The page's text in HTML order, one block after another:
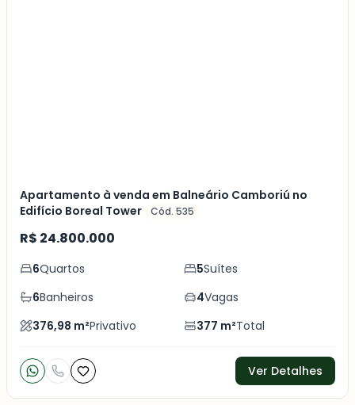
Apartamento à venda em Balneário Camboriú no
Edifício Boreal Tower
Cód. 535
R$ 24.800.000
6Quartos 5Suítes
6Banheiros 4Vagas
376,98 m²Privativo 377 m²Total
Ver Detalhes